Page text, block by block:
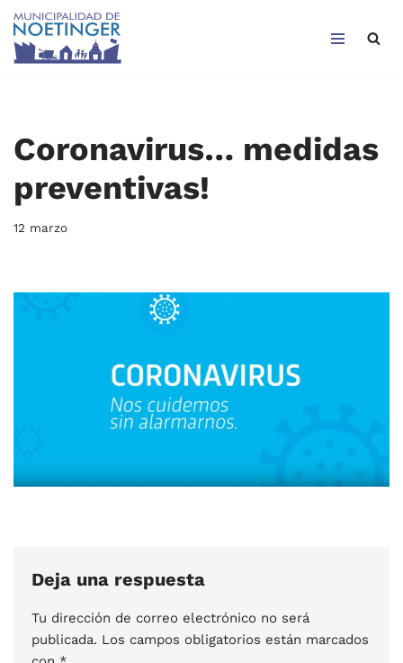
Saltar
Coronavirus… medidas
preventivas!
12 marzo
Deja una respuesta
Tu dirección de correo electrónico no será
publicada. Los campos obligatorios están marcados